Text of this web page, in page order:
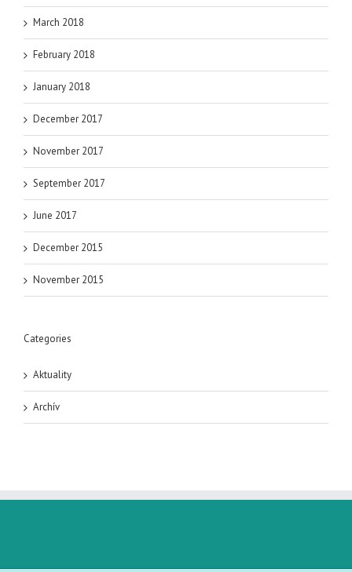
March 2018
February 2018
January 2018
December 2017
November 2017
September 2017
June 2017
December 2015
November 2015
Categories
Aktuality
Archív